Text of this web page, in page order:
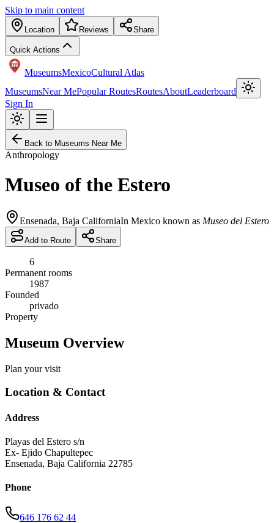
Skip to main content
Location Reviews Share
Quick Actions
MuseumsMexicoCultural Atlas
MuseumsNear MePopular RoutesRoutesAboutLeaderboard
Sign In
Back to Museums Near Me
Anthropology
Museo of the Estero
Ensenada, Baja CaliforniaIn Mexico known as Museo del Estero
Add to Route Share
6
Permanent rooms
1987
Founded
privado
Property
Museum Overview
Plan your visit
Location & Contact
Address
Playas del Estero s/n
Ex- Ejido Chapultepec
Ensenada, Baja California 22785
Phone
646 176 62 44